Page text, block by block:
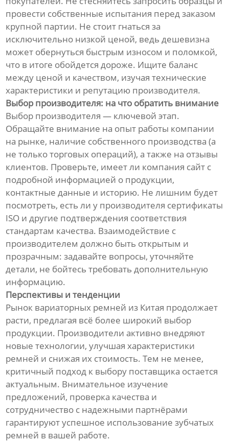
провести собственные испытания перед заказом
крупной партии. Не стоит гнаться за
исключительно низкой ценой, ведь дешевизна
может обернуться быстрым износом и поломкой,
что в итоге обойдется дороже. Ищите баланс
между ценой и качеством, изучая технические
характеристики и репутацию производителя.
Выбор производителя: на что обратить внимание
Выбор производителя — ключевой этап.
Обращайте внимание на опыт работы компании
на рынке, наличие собственного производства (а
не только торговых операций), а также на отзывы
клиентов. Проверьте, имеет ли компания сайт с
подробной информацией о продукции,
контактные данные и историю. Не лишним будет
посмотреть, есть ли у производителя сертификаты
ISO и другие подтверждения соответствия
стандартам качества. Взаимодействие с
производителем должно быть открытым и
прозрачным: задавайте вопросы, уточняйте
детали, не бойтесь требовать дополнительную
информацию.
Перспективы и тенденции
Рынок вариаторных ремней из Китая продолжает
расти, предлагая всё более широкий выбор
продукции. Производители активно внедряют
новые технологии, улучшая характеристики
ремней и снижая их стоимость. Тем не менее,
критичный подход к выбору поставщика остается
актуальным. Внимательное изучение
предложений, проверка качества и
сотрудничество с надежными партнёрами
гарантируют успешное использование зубчатых
ремней в вашей работе.